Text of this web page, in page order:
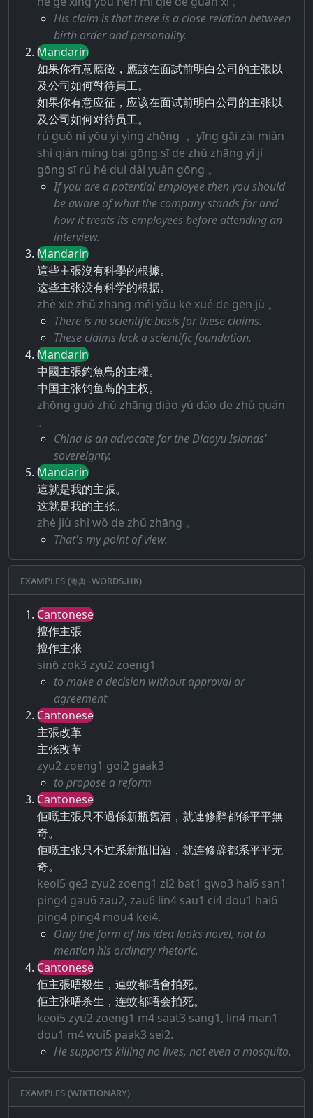
His claim is that there is a close relation between
birth order and personality.
Mandarin
如果你有意應徵，應該在面試前明白公司的主張以
及公司如何對待員工。
如果你有意应征，应该在面试前明白公司的主张以
及公司如何对待员工。
rú guǒ nǐ yǒu yì yìng zhēng ， yīng gāi zài miàn
shì qián míng bai gōng sī de zhǔ zhāng yǐ jí
gōng sī rú hé duì dài yuán gōng 。
If you are a potential employee then you should
be aware of what the company stands for and
how it treats its employees before attending an
interview.
Mandarin
這些主張沒有科學的根據。
这些主张没有科学的根据。
zhè xiē zhǔ zhāng méi yǒu kē xué de gēn jù 。
There is no scientific basis for these claims.
These claims lack a scientific foundation.
Mandarin
中國主張釣魚島的主權。
中国主张钓鱼岛的主权。
zhōng guó zhǔ zhāng diào yú dǎo de zhǔ quán
。
China is an advocate for the Diaoyu Islands'
sovereignty.
Mandarin
這就是我的主張。
这就是我的主张。
zhè jiù shì wǒ de zhǔ zhāng 。
That's my point of view.
Examples (粵典–words.hk)
Cantonese
擅作主張
擅作主张
sin6 zok3 zyu2 zoeng1
to make a decision without approval or
agreement
Cantonese
主張改革
主张改革
zyu2 zoeng1 goi2 gaak3
to propose a reform
Cantonese
佢嘅主張只不過係新瓶舊酒，就連修辭都係平平無
奇。
佢嘅主张只不过系新瓶旧酒，就连修辞都系平平无
奇。
keoi5 ge3 zyu2 zoeng1 zi2 bat1 gwo3 hai6 san1
ping4 gau6 zau2, zau6 lin4 sau1 ci4 dou1 hai6
ping4 ping4 mou4 kei4.
Only the form of his idea looks novel, not to
mention his ordinary rhetoric.
Cantonese
佢主張唔殺生，連蚊都唔會拍死。
佢主张唔杀生，连蚊都唔会拍死。
keoi5 zyu2 zoeng1 m4 saat3 sang1, lin4 man1
dou1 m4 wui5 paak3 sei2.
He supports killing no lives, not even a mosquito.
Examples (Wiktionary)